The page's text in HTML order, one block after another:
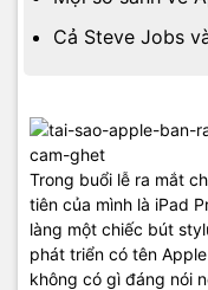
Cả Steve Jobs
Trong buổi lễ ra mắt
tiên của mình là iPad
làng một chiếc bút
phát triển có tên
không có gì đáng nói